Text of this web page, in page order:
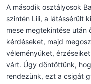
A második osztályosok
szintén Lili, a látássérült
mese megtekintése után
kérdéseket, majd
véleményüket,
várt. Úgy döntöttünk,
rendezünk, ezt a csigát